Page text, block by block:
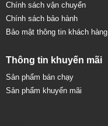
Chính sách vận chuyển
Chính sách bảo hành
Bảo mật thông tin khách hàng
Thông tin khuyến mãi
Sản phẩm bán chạy
Sản phẩm khuyến mãi